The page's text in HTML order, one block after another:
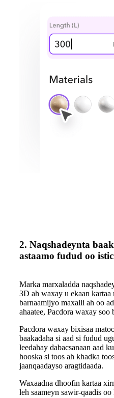
2. Naqshadeynta
astaamo fudud oo
Marka marxaladda
3D ah waxay u ekaan kartaa
barnaamijyo maxalli ah oo
ahaatee, Pacdora waxay
Pacdora waxay bixisaa
baakadaha si aad si fudud
leedahay dabacsanaan aad
hooska si toos ah khadka
jaanqaadayso aragtidaada.
Waxaadna dhoofin kartaa
leh saameyn sawir-qaadis oo